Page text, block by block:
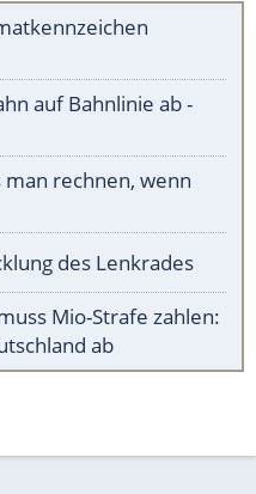
auf Bahnlinie ab -
rechnen, wenn
des Lenkrades
Mio-Strafe zahlen:
ab